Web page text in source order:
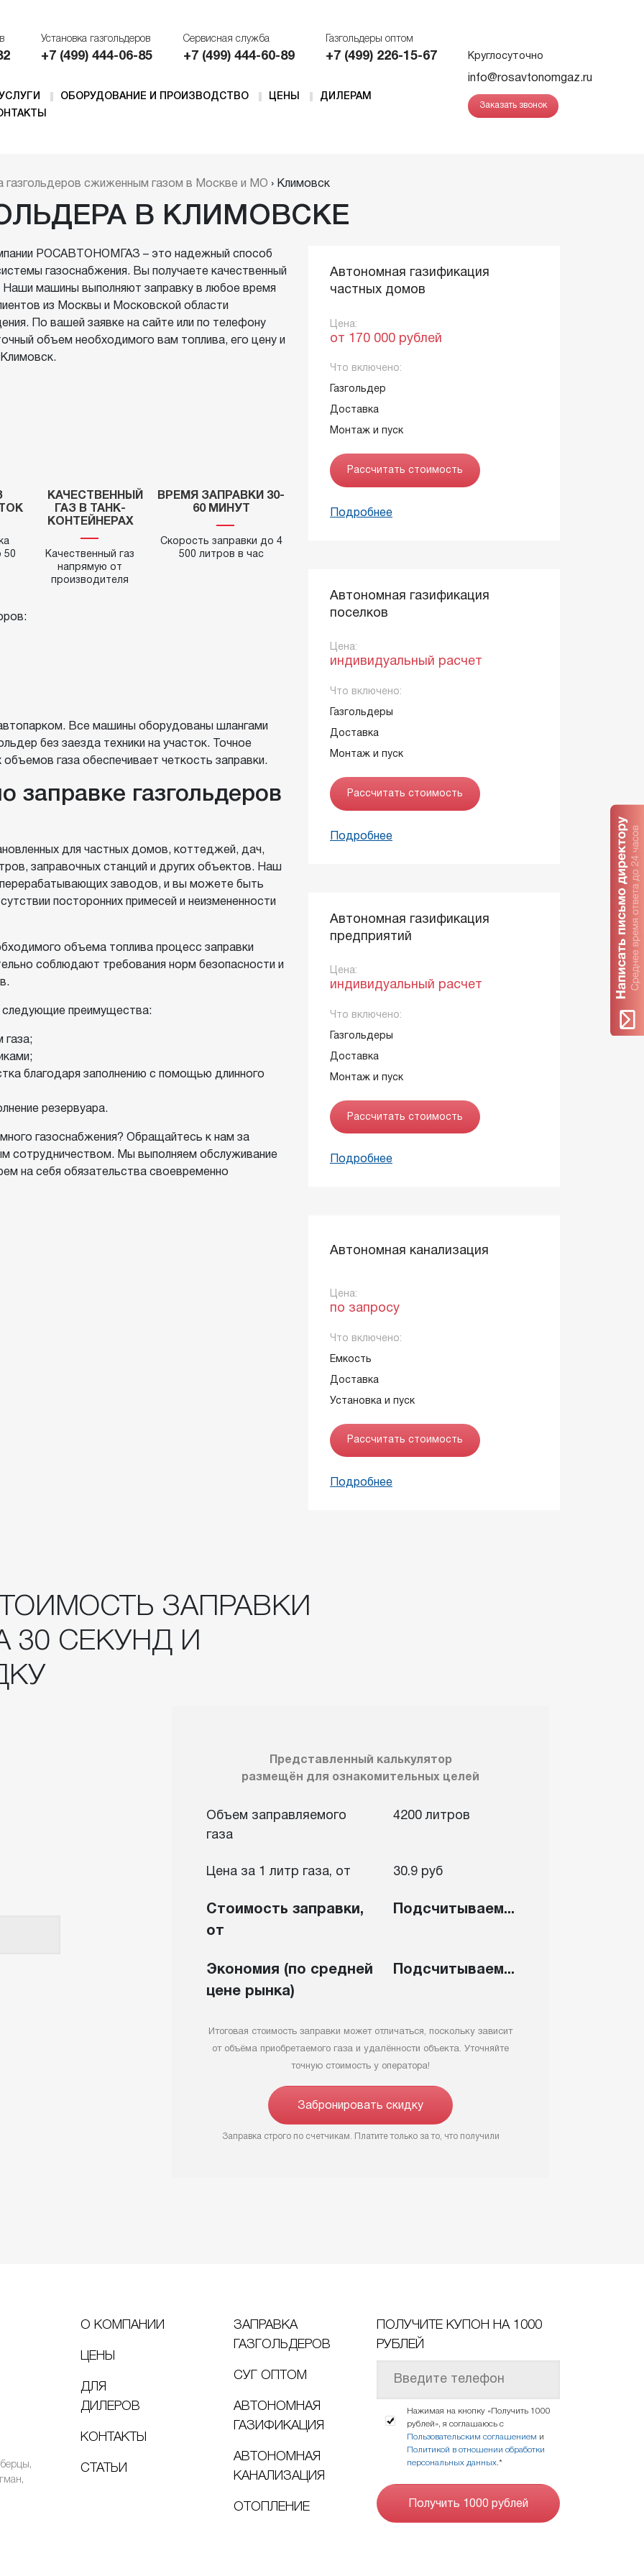
Установка газгольдеров
+7 (499) 444-06-85
Сервисная служба
+7 (499) 444-60-89
Газгольдеры оптом
+7 (499) 226-15-67
УСЛУГИ ОБОРУДОВАНИЕ И ПРОИЗВОДСТВО ЦЕНЫ
ДИЛЕРАМ
Круглосуточно
info@rosavtonomgaz.ru
Заказать звонок
АГ
стоимости
Обслуживание котлов
газгольдеров
Доставка СУГ
СУГ оптом
Аренда газгольдера
Выкуп газгольдеров
Заказать звонок
Септики
Оборудование для отопления
Модульные АГЗС
Газовозы
Танк-контейнеры
Емкостное оборудование
Заказать звонок
Заказать звонок
газгольдеров сжиженным газом в Москве и МО › Климовск
В КЛИМОВСКЕ
РОСАВТОНОМГАЗ – это надежный способ
газоснабжения. Вы получаете качественный
Наши машины выполняют заправку в любое время
из Москвы и Московской области
По вашей заявке на сайте или по телефону
объем необходимого вам топлива, его цену и
50
КАЧЕСТВЕННЫЙ
ГАЗ В ТАНК-
КОНТЕЙНЕРАХ
Качественный газ
напрямую от
производителя
ВРЕМЯ ЗАПРАВКИ 30-
60 МИНУТ
Скорость заправки до 4
500 литров в час
Все машины оборудованы шлангами
без заезда техники на участок. Точное
газа обеспечивает четкость заправки.
заправке газгольдеров
для частных домов, коттеджей, дач,
заправочных станций и других объектов. Наш
заводов, и вы можете быть
посторонних примесей и неизмененности
объема топлива процесс заправки
соблюдают требования норм безопасности и
преимущества:
газа;
благодаря заполнению с помощью длинного
резервуара.
газоснабжения? Обращайтесь к нам за
сотрудничеством. Мы выполняем обслуживание
на себя обязательства своевременно
Автономная газификация
частных домов
Цена:
от 170 000 рублей
Что включено:
Газгольдер
Доставка
Монтаж и пуск
Рассчитать стоимость
Подробнее
Автономная газификация
поселков
Цена:
индивидуальный расчет
Что включено:
Газгольдеры
Доставка
Монтаж и пуск
Рассчитать стоимость
Подробнее
Автономная газификация
предприятий
Цена:
индивидуальный расчет
Что включено:
Газгольдеры
Доставка
Монтаж и пуск
Рассчитать стоимость
Подробнее
Автономная канализация
Цена:
по запросу
Что включено:
Емкость
Доставка
Установка и пуск
Рассчитать стоимость
Подробнее
ЗАПРАВКИ
30 СЕКУНД И
Представленный калькулятор
размещён для ознакомительных целей
Объем заправляемого
газа
4200 литров
Цена за 1 литр газа, от 30.9 руб
Стоимость заправки,
от
Подсчитываем...
Экономия (по средней
цене рынка)
Подсчитываем...
Итоговая стоимость заправки может отличаться, поскольку зависит
от объёма приобретаемого газа и удалённости объекта. Уточняйте
точную стоимость у оператора!
Забронировать скидку
Заправка строго по счетчикам. Платите только за то, что получили
О КОМПАНИИ
ЦЕНЫ
ДЛЯ
ДИЛЕРОВ
КОНТАКТЫ
СТАТЬИ
ЗАПРАВКА
ГАЗГОЛЬДЕРОВ
СУГ ОПТОМ
АВТОНОМНАЯ
ГАЗИФИКАЦИЯ
АВТОНОМНАЯ
КАНАЛИЗАЦИЯ
ОТОПЛЕНИЕ
ПОЛУЧИТЕ КУПОН НА 1000
РУБЛЕЙ
Нажимая на кнопку «Получить 1000
рублей», я соглашаюсь с
Пользовательским соглашением и
Политикой в отношении обработки
персональных данных.*